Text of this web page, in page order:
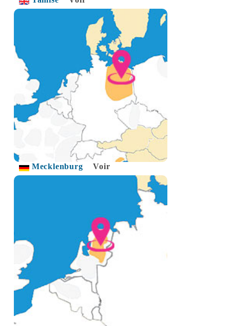
Mecklenburg Voir